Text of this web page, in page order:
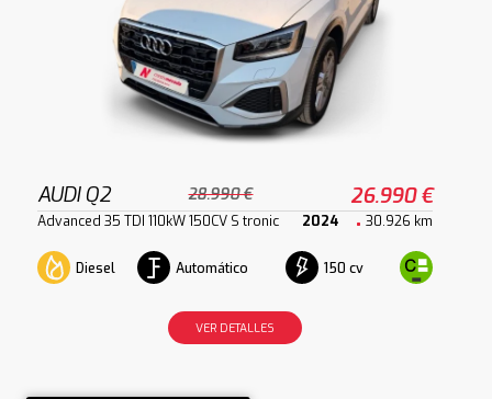
AUDI Q2 28.990 € 26.990 €
Advanced 35 TDI 110kW 150CV S tronic 2024 30.926 km
Diesel Automático 150 cv
VER DETALLES